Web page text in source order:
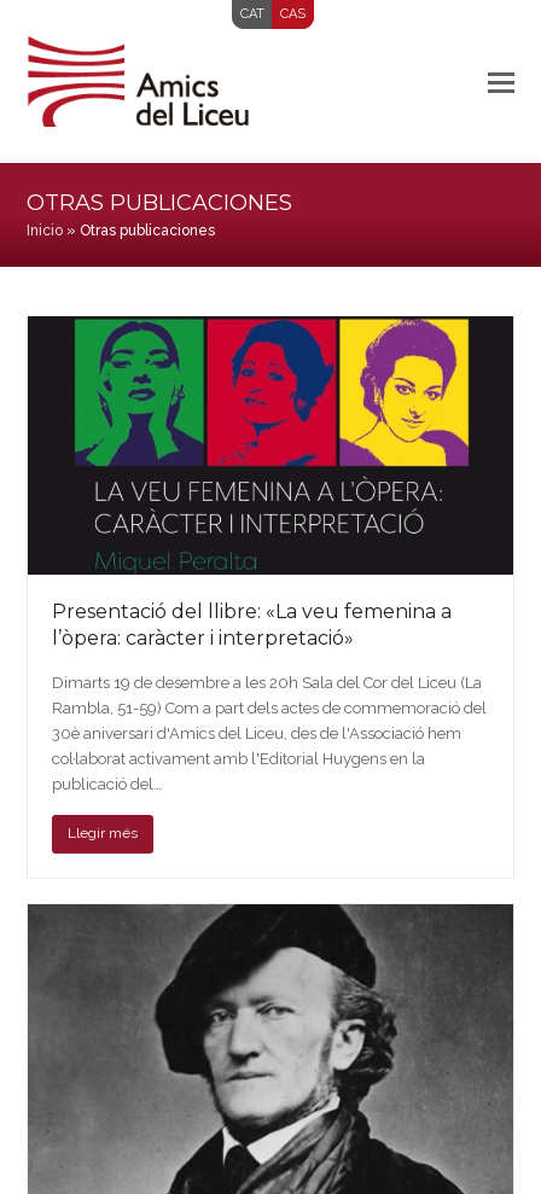
CAT CAS
OTRAS PUBLICACIONES
Inicio »Otras publicaciones
Presentació del llibre: «La veu femenina a
l’òpera: caràcter i interpretació»
Dimarts 19 de desembre a les 20h Sala del Cor del Liceu (La
Rambla, 51-59) Com a part dels actes de commemoració del
30è aniversari d'Amics del Liceu, des de l'Associació hem
col·laborat activament amb l'Editorial Huygens en la
publicació del…
Llegir més